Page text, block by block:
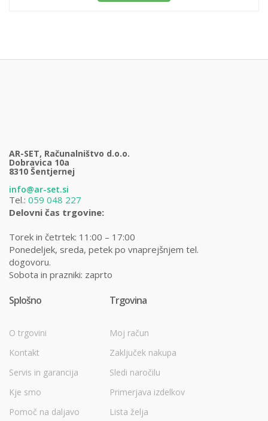
AR-SET, Računalništvo d.o.o.
Dobravica 10a
8310 Šentjernej
info@ar-set.si
Tel.: 059 048 227
Delovni čas trgovine:
Torek in četrtek: 11:00 – 17:00
Ponedeljek, sreda, petek po vnaprejšnjem tel.
dogovoru.
Sobota in prazniki: zaprto
Splošno
O trgovini
Kontakt
Servis in garancija
Kje smo
Pomoč na daljavo
Trgovina
Moj račun
Zaključek nakupa
Sledi naročilu
Primerjava izdelkov
Lista želja